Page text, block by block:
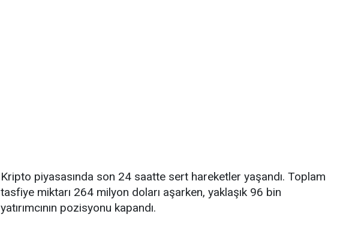
Kripto piyasasında son 24 saatte sert hareketler yaşandı. Toplam
tasfiye miktarı 264 milyon doları aşarken, yaklaşık 96 bin
yatırımcının pozisyonu kapandı.